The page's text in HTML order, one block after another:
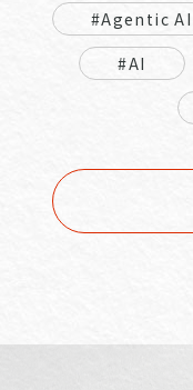
#Agentic AI
#AI